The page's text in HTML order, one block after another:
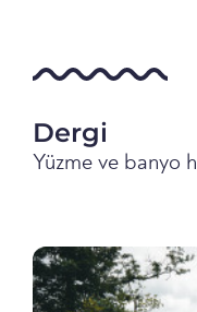
Dergi
Yüzme ve banyo